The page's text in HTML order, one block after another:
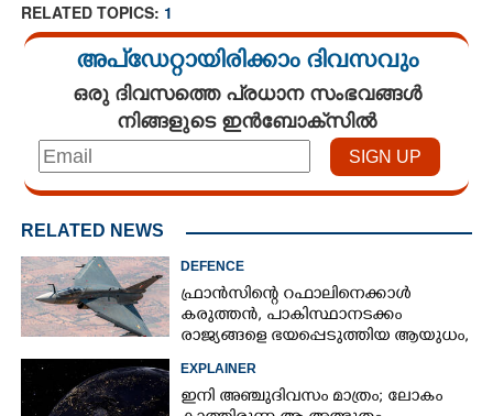
RELATED TOPICS: 1
അപ്ഡേറ്റായിരിക്കാം ദിവസവും
ഒരു ദിവസത്തെ പ്രധാന സംഭവങ്ങൾ
നിങ്ങളുടെ ഇൻബോക്സിൽ
RELATED NEWS
DEFENCE
ഫ്രാൻസിന്റെ റഫാലിനെക്കാൾ
കരുത്തൻ,​ പാകിസ്ഥാനടക്കം
രാജ്യങ്ങളെ ഭയപ്പെടുത്തിയ ആയുധം,​
ഇന്ത്യ നിർമ്മിച്ച എണ്ണം 100ലേക്ക്
EXPLAINER
ഇനി അഞ്ചുദിവസം മാത്രം; ലോകം